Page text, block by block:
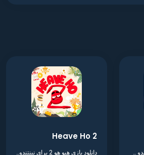
دانلود بازی هیو هو برای نینتندو سوییچ
Heave Ho 2
دانلود بازی هیو هو 2 برای نینتندو سوییچ